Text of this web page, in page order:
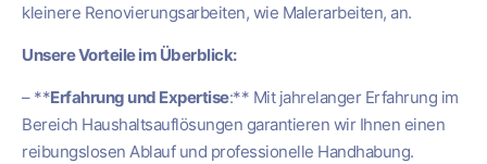
kleinere Renovierungsarbeiten, wie Malerarbeiten, an.
Unsere Vorteile im Überblick:
– **Erfahrung und Expertise:** Mit jahrelanger Erfahrung im
Bereich Haushaltsauflösungen garantieren wir Ihnen einen
reibungslosen Ablauf und professionelle Handhabung.